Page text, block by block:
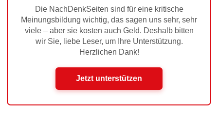
Die NachDenkSeiten sind für eine kritische
Meinungsbildung wichtig, das sagen uns sehr, sehr
viele – aber sie kosten auch Geld. Deshalb bitten
wir Sie, liebe Leser, um Ihre Unterstützung.
Herzlichen Dank!
Jetzt unterstützen